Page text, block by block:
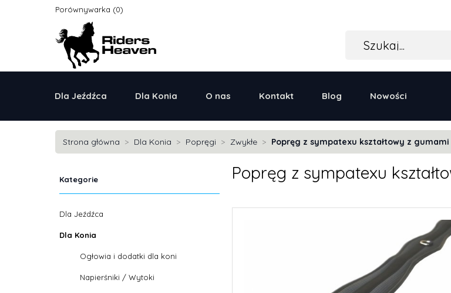
Porównywarka
Dla Jeźdźca Dla Konia O nas Kontakt Blog Nowości
Strona główna Dla Konia Popręgi Zwykłe Popręg z sympatexu kształtowy z gumami
Kategorie
Dla Jeźdźca
Dla Konia
Ogłowia i dodatki dla koni
Napierśniki / Wytoki
Popręg z sympatexu